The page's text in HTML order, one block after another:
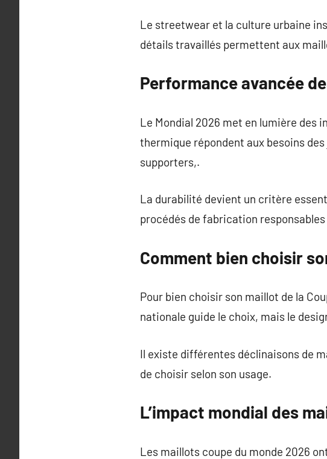
Le streetwear et la culture urbaine
détails travaillés permettent aux
Performance avancée
Le Mondial 2026 met en lumière
thermique répondent aux besoins
supporters,.
La durabilité devient un critère
procédés de fabrication
Comment bien choisir
Pour bien choisir son maillot de la
nationale guide le choix, mais le
Il existe différentes déclinaisons de
de choisir selon son usage.
L’impact mondial des
Les maillots coupe du monde 2026